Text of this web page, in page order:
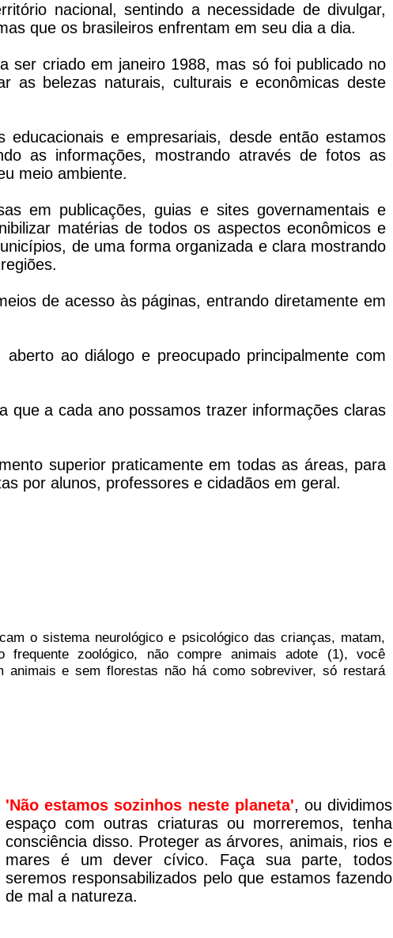
nacional, sentindo a necessidade de divulgar,
que os brasileiros enfrentam em seu dia a dia.
ser criado em janeiro 1988, mas só foi publicado no
as belezas naturais, culturais e econômicas deste
educacionais e empresariais, desde então estamos
as informações, mostrando através de fotos as
meio ambiente.
em publicações, guias e sites governamentais e
matérias de todos os aspectos econômicos e
de uma forma organizada e clara mostrando
de acesso às páginas, entrando diretamente em
ao diálogo e preocupado principalmente com
que a cada ano possamos trazer informações claras
superior praticamente em todas as áreas, para
por alunos, professores e cidadãos em geral.
o sistema neurológico e psicológico das crianças, matam,
frequente zoológico, não compre animais adote (1), você
animais e sem florestas não há como sobreviver, só restará
'Não estamos sozinhos neste planeta', ou dividimos
espaço com outras criaturas ou morreremos, tenha
consciência disso. Proteger as árvores, animais, rios e
mares é um dever cívico. Faça sua parte, todos
seremos responsabilizados pelo que estamos fazendo
de mal a natureza.